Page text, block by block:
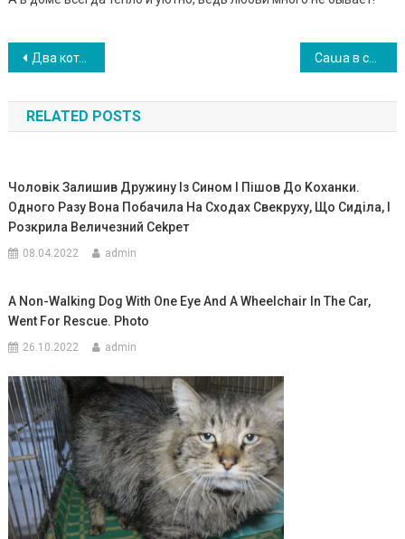
Навигация
по
записям
Два котенка пищали возле мусорного контейнера, и помощь пришла. ВIДЕО Саաа в свои 12 лет не побоялся вытащить из затопленной сточной канавы маленького щенка. ФОТО
RELATED POSTS
Чоловік Залишив Дружину Із Сином І Пішов До Kоханки.
Одного Разу Вона Побачила На Сходах Свекруху, Що Сиділа, І
Розкрила Величезний Сеkрет
08.04.2022 admin
A Non-Walking Dog With One Eye And A Wheelchair In The Car,
Went For Rescue. Photo
26.10.2022 admin